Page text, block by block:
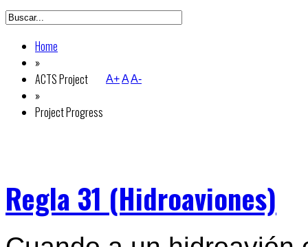
Home
»
ACTS Project
»
Project Progress
A+AA-
Regla 31 (Hidroaviones)